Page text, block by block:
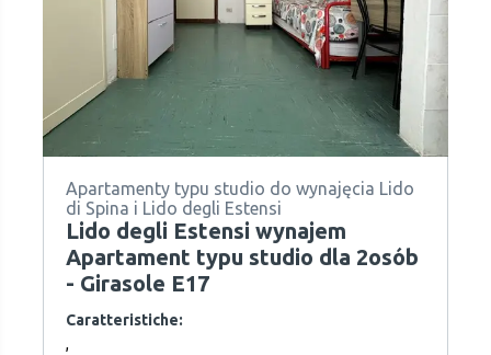
Apartamenty typu studio do wynajęcia Lido
di Spina i Lido degli Estensi
Lido degli Estensi wynajem
Apartament typu studio dla 2osób
- Girasole E17
Caratteristiche:
,